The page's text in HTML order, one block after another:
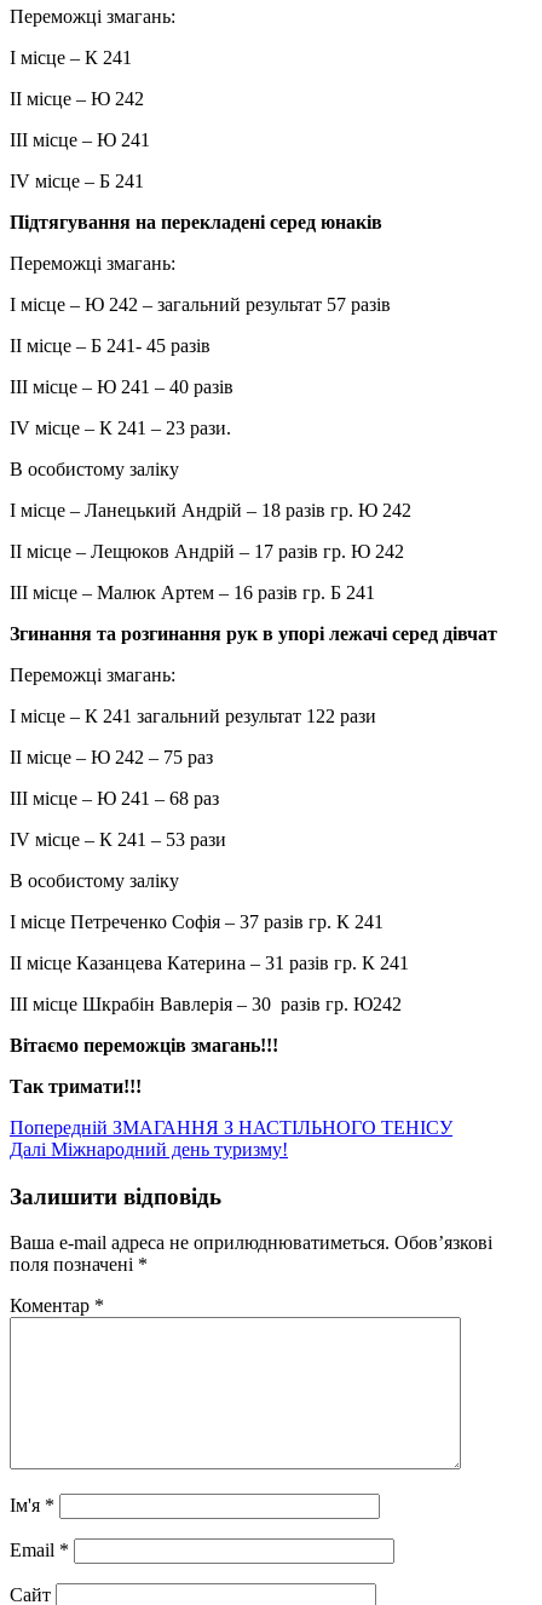
Переможці змагань:
I місце – К 241
II місце – Ю 242
III місце – Ю 241
IV місце – Б 241
Підтягування на перекладені серед юнаків
Переможці змагань:
I місце – Ю 242 – загальний результат 57 разів
II місце – Б 241- 45 разів
III місце – Ю 241 – 40 разів
IV місце – К 241 – 23 рази.
В особистому заліку
I місце – Ланецький Андрій – 18 разів гр. Ю 242
II місце – Лещюков Андрій – 17 разів гр. Ю 242
III місце – Малюк Артем – 16 разів гр. Б 241
Згинання та розгинання рук в упорі лежачі серед дівчат
Переможці змагань:
I місце – К 241 загальний результат 122 рази
II місце – Ю 242 – 75 раз
III місце – Ю 241 – 68 раз
IV місце – К 241 – 53 рази
В особистому заліку
I місце Петреченко Софія – 37 разів гр. К 241
II місце Казанцева Катерина – 31 разів гр. К 241
III місце Шкрабін Вавлерія – 30 разів гр. Ю242
Вітаємо переможців змагань!!!
Так тримати!!!
Навігація
записів
Попередній Попередній
запис:
ЗМАГАННЯ З НАСТІЛЬНОГО ТЕНІСУ
Далі Наступний
Міжнародний день туризму!
Залишити відповідь
Ваша e-mail адреса не оприлюднюватиметься. Обов’язкові
поля позначені *
Коментар *
Ім'я *
Email *
Сайт